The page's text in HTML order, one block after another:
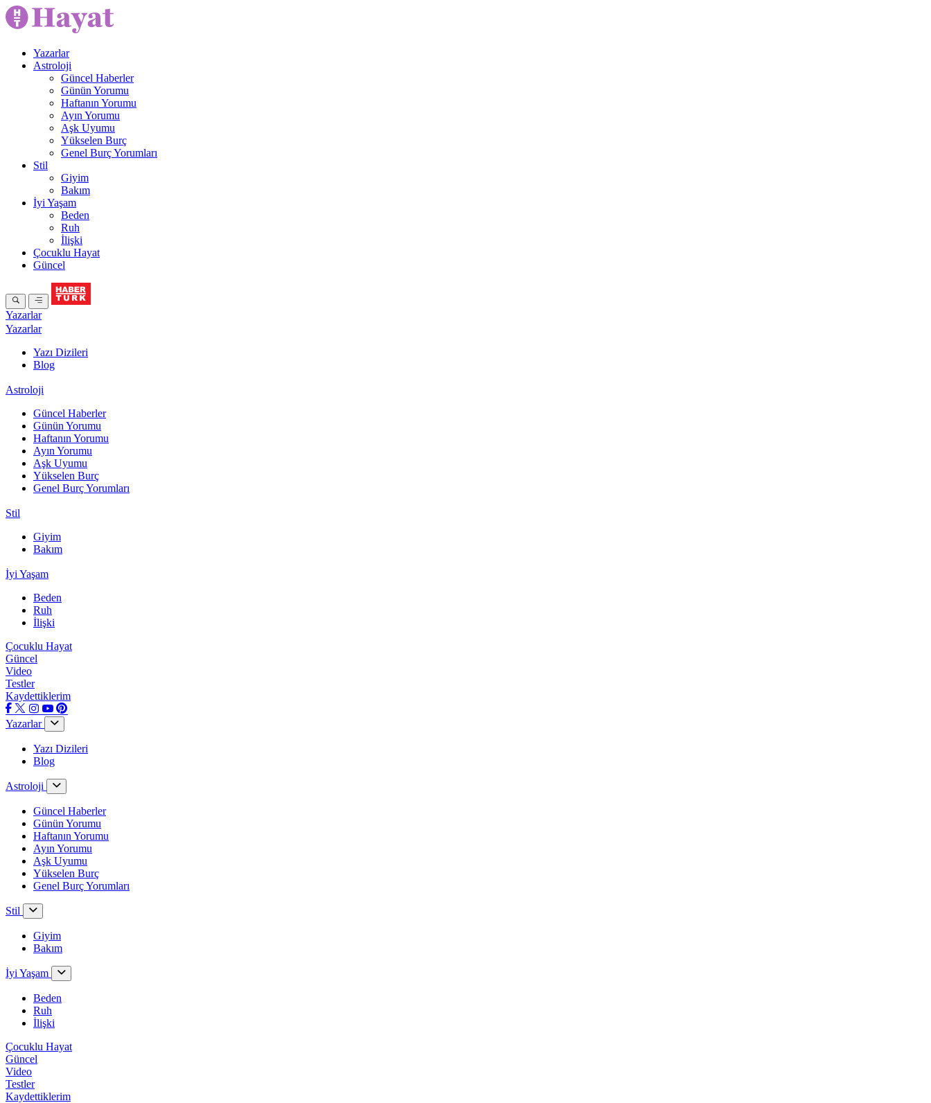
Yazarlar
Astroloji
Güncel Haberler
Günün Yorumu
Haftanın Yorumu
Ayın Yorumu
Aşk Uyumu
Yükselen Burç
Genel Burç Yorumları
Stil
Giyim
Bakım
İyi Yaşam
Beden
Ruh
İlişki
Çocuklu Hayat
Güncel
Yazarlar
Yazarlar
Yazı Dizileri
Blog
Astroloji
Güncel Haberler
Günün Yorumu
Haftanın Yorumu
Ayın Yorumu
Aşk Uyumu
Yükselen Burç
Genel Burç Yorumları
Stil
Giyim
Bakım
İyi Yaşam
Beden
Ruh
İlişki
Çocuklu Hayat
Güncel
Video
Testler
Kaydettiklerim
Yazarlar
Yazı Dizileri
Blog
Astroloji
Güncel Haberler
Günün Yorumu
Haftanın Yorumu
Ayın Yorumu
Aşk Uyumu
Yükselen Burç
Genel Burç Yorumları
Stil
Giyim
Bakım
İyi Yaşam
Beden
Ruh
İlişki
Çocuklu Hayat
Güncel
Video
Testler
Kaydettiklerim